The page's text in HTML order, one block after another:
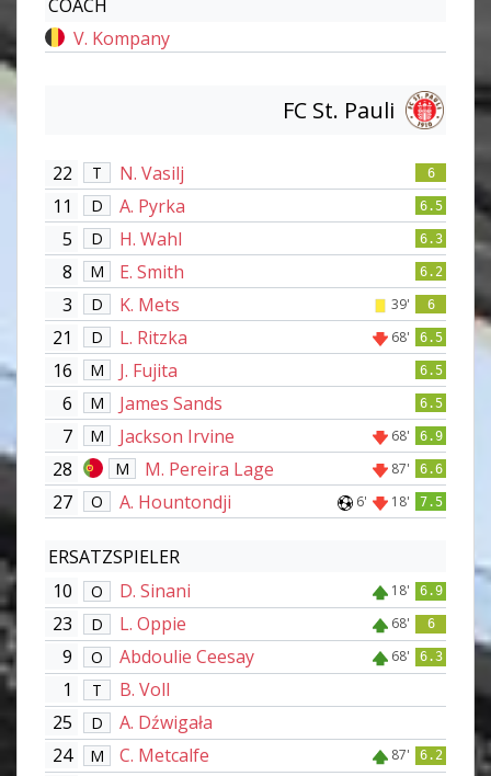
COACH
V. Kompany
FC St. Pauli
22 T N. Vasilj 6
11 D A. Pyrka 6.5
5 D H. Wahl 6.3
8 M E. Smith 6.2
3 D K. Mets 39' 6
21 D L. Ritzka 68' 6.5
16 M J. Fujita 6.5
6 M James Sands 6.5
7 M Jackson Irvine 68' 6.9
28 M M. Pereira Lage 87' 6.6
27 O A. Hountondji 6' 18' 7.5
ERSATZSPIELER
10
O D. Sinani 18' 6.9
23 D L. Oppie 68' 6
9 O Abdoulie Ceesay 68' 6.3
1 T
B. Voll
25
D
A. Dźwigała
24
M C. Metcalfe 87' 6.2